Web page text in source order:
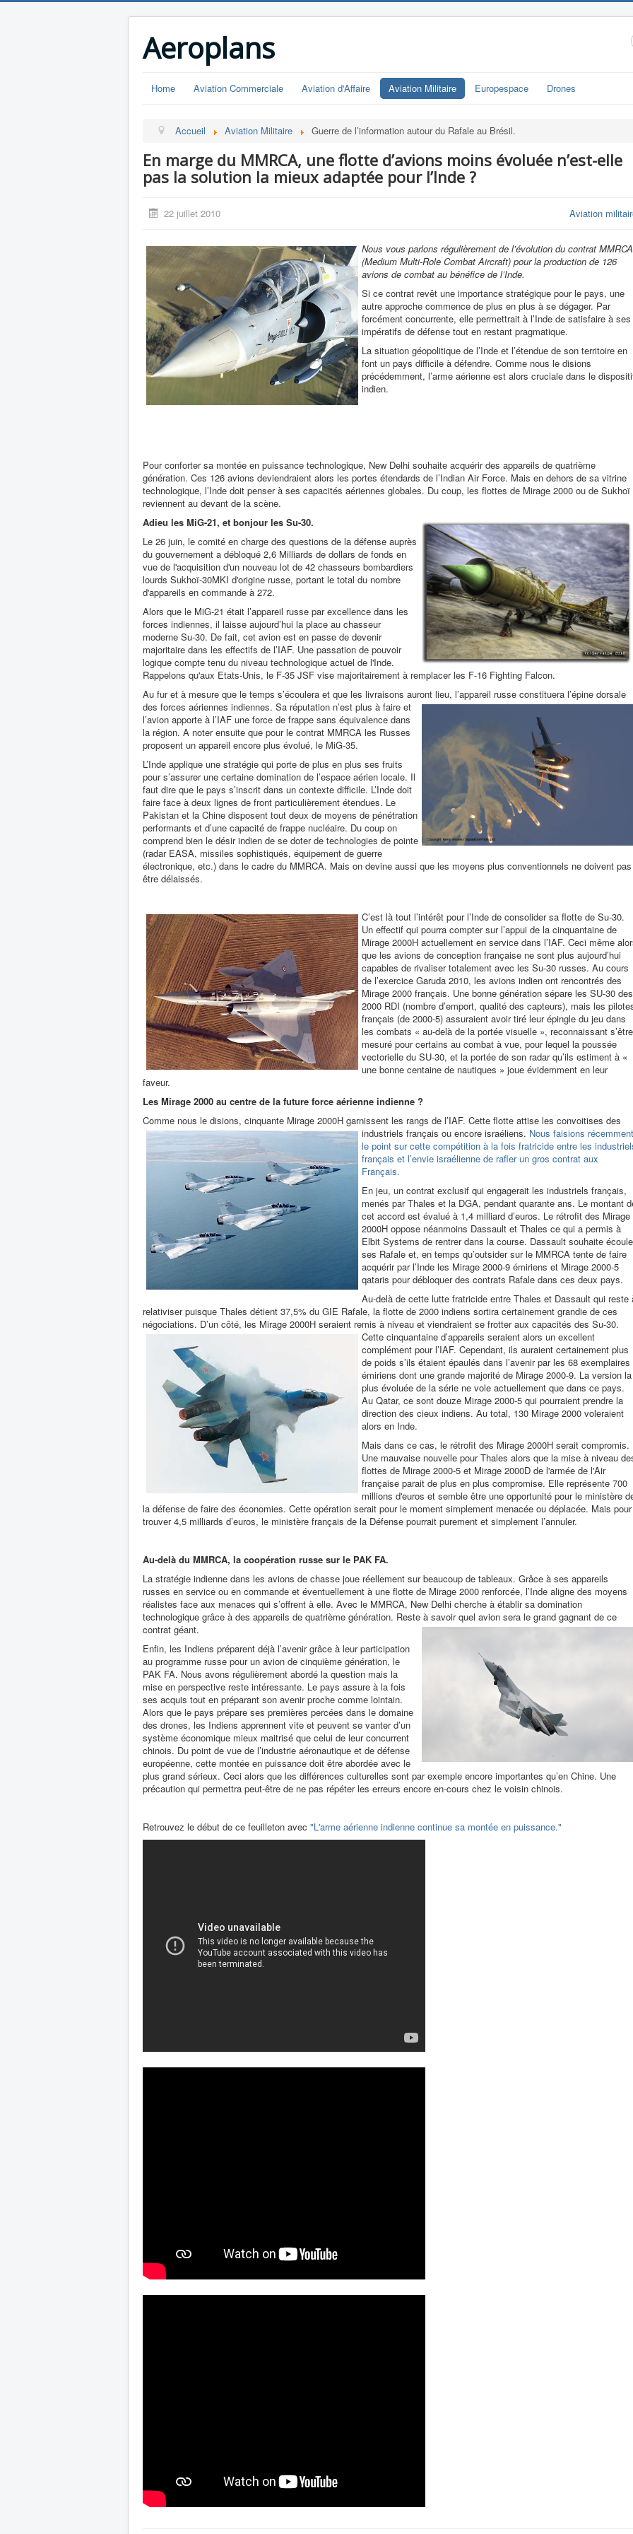
Aeroplans
Home Aviation Commerciale Aviation d'Affaire Aviation Militaire Europespace Drones
Accueil Aviation Militaire Guerre de l’information autour du Rafale au Brésil.
En marge du MMRCA, une flotte d’avions moins évoluée n’est-elle
pas la solution la mieux adaptée pour l’Inde ?
22 juillet 2010 Aviation
Nous vous parlons régulièrement de l’évolution du contrat MMRCA
(Medium Multi-Role Combat Aircraft) pour la production de 126
avions de combat au bénéfice de l’Inde.
Si ce contrat revêt une importance stratégique pour le pays, une
autre approche commence de plus en plus à se dégager. Par
forcément concurrente, elle permettrait à l’Inde de satisfaire à ses
impératifs de défense tout en restant pragmatique.
La situation géopolitique de l’Inde et l’étendue de son territoire en
font un pays difficile à défendre. Comme nous le disions
précédemment, l’arme aérienne est alors cruciale dans le
indien.
Pour conforter sa montée en puissance technologique, New Delhi souhaite acquérir des appareils de quatrième
génération. Ces 126 avions deviendraient alors les portes étendards de l’Indian Air Force. Mais en dehors de sa vitrine
technologique, l’Inde doit penser à ses capacités aériennes globales. Du coup, les flottes de Mirage 2000 ou de Sukhoï
reviennent au devant de la scène.
Adieu les MiG-21, et bonjour les Su-30.
Le 26 juin, le comité en charge des questions de la défense auprès
du gouvernement a débloqué 2,6 Milliards de dollars de fonds en
vue de l'acquisition d'un nouveau lot de 42 chasseurs bombardiers
lourds Sukhoï-30MKI d'origine russe, portant le total du nombre
d'appareils en commande à 272.
Alors que le MiG-21 était l’appareil russe par excellence dans les
forces indiennes, il laisse aujourd’hui la place au chasseur
moderne Su-30. De fait, cet avion est en passe de devenir
majoritaire dans les effectifs de l’IAF. Une passation de pouvoir
logique compte tenu du niveau technologique actuel de l'Inde.
Rappelons qu'aux Etats-Unis, le F-35 JSF vise majoritairement à remplacer les F-16 Fighting Falcon.
Au fur et à mesure que le temps s’écoulera et que les livraisons auront lieu, l’appareil russe constituera l’épine dorsale
des forces aériennes indiennes. Sa réputation n’est plus à faire et
l’avion apporte à l’IAF une force de frappe sans équivalence dans
la région. A noter ensuite que pour le contrat MMRCA les Russes
proposent un appareil encore plus évolué, le MiG-35.
L’Inde applique une stratégie qui porte de plus en plus ses fruits
pour s’assurer une certaine domination de l’espace aérien locale. Il
faut dire que le pays s’inscrit dans un contexte difficile. L’Inde doit
faire face à deux lignes de front particulièrement étendues. Le
Pakistan et la Chine disposent tout deux de moyens de pénétration
performants et d’une capacité de frappe nucléaire. Du coup on
comprend bien le désir indien de se doter de technologies de pointe
(radar EASA, missiles sophistiqués, équipement de guerre
électronique, etc.) dans le cadre du MMRCA. Mais on devine aussi que les moyens plus conventionnels ne doivent pas
être délaissés.
C’est là tout l’intérêt pour l’Inde de consolider sa flotte de Su-30.
Un effectif qui pourra compter sur l’appui de la cinquantaine de
Mirage 2000H actuellement en service dans l’IAF. Ceci même
que les avions de conception française ne sont plus aujourd’hui
capables de rivaliser totalement avec les Su-30 russes. Au cours
de l’exercice Garuda 2010, les avions indien ont rencontrés des
Mirage 2000 français. Une bonne génération sépare les SU-30 des
2000 RDI (nombre d’emport, qualité des capteurs), mais les
français (de 2000-5) assuraient avoir tiré leur épingle du jeu dans
les combats « au-delà de la portée visuelle », reconnaissant s’être
mesuré pour certains au combat à vue, pour lequel la poussée
vectorielle du SU-30, et la portée de son radar qu’ils estiment à «
une bonne centaine de nautiques » joue évidemment en leur
faveur.
Les Mirage 2000 au centre de la future force aérienne indienne ?
Comme nous le disions, cinquante Mirage 2000H garnissent les rangs de l’IAF. Cette flotte attise les convoitises des
industriels français ou encore israéliens. Nous faisions récemment
le point sur cette compétition à la fois fratricide entre les
français et l’envie israélienne de rafler un gros contrat aux
Français.
En jeu, un contrat exclusif qui engagerait les industriels français,
menés par Thales et la DGA, pendant quarante ans. Le montant
cet accord est évalué à 1,4 milliard d’euros. Le rétrofit des Mirage
2000H oppose néanmoins Dassault et Thales ce qui a permis à
Elbit Systems de rentrer dans la course. Dassault souhaite
ses Rafale et, en temps qu’outsider sur le MMRCA tente de faire
acquérir par l’Inde les Mirage 2000-9 émiriens et Mirage 2000-5
qataris pour débloquer des contrats Rafale dans ces deux pays.
Au-delà de cette lutte fratricide entre Thales et Dassault qui reste
relativiser puisque Thales détient 37,5% du GIE Rafale, la flotte de 2000 indiens sortira certainement grandie de ces
négociations. D’un côté, les Mirage 2000H seraient remis à niveau et viendraient se frotter aux capacités des Su-30.
Cette cinquantaine d’appareils seraient alors un excellent
complément pour l’IAF. Cependant, ils auraient certainement plus
de poids s’ils étaient épaulés dans l’avenir par les 68 exemplaires
émiriens dont une grande majorité de Mirage 2000-9. La version la
plus évoluée de la série ne vole actuellement que dans ce pays.
Au Qatar, ce sont douze Mirage 2000-5 qui pourraient prendre la
direction des cieux indiens. Au total, 130 Mirage 2000 voleraient
alors en Inde.
Mais dans ce cas, le rétrofit des Mirage 2000H serait compromis.
Une mauvaise nouvelle pour Thales alors que la mise à niveau
flottes de Mirage 2000-5 et Mirage 2000D de l'armée de l'Air
française parait de plus en plus compromise. Elle représente 700
millions d'euros et semble être une opportunité pour le ministère
la défense de faire des économies. Cette opération serait pour le moment simplement menacée ou déplacée. Mais pour
trouver 4,5 milliards d’euros, le ministère français de la Défense pourrait purement et simplement l’annuler.
Au-delà du MMRCA, la coopération russe sur le PAK FA.
La stratégie indienne dans les avions de chasse joue réellement sur beaucoup de tableaux. Grâce à ses appareils
russes en service ou en commande et éventuellement à une flotte de Mirage 2000 renforcée, l’Inde aligne des moyens
réalistes face aux menaces qui s’offrent à elle. Avec le MMRCA, New Delhi cherche à établir sa domination
technologique grâce à des appareils de quatrième génération. Reste à savoir quel avion sera le grand gagnant de ce
contrat géant.
Enfin, les Indiens préparent déjà l’avenir grâce à leur participation
au programme russe pour un avion de cinquième génération, le
PAK FA. Nous avons régulièrement abordé la question mais la
mise en perspective reste intéressante. Le pays assure à la fois
ses acquis tout en préparant son avenir proche comme lointain.
Alors que le pays prépare ses premières percées dans le domaine
des drones, les Indiens apprennent vite et peuvent se vanter d’un
système économique mieux maitrisé que celui de leur concurrent
chinois. Du point de vue de l’industrie aéronautique et de défense
européenne, cette montée en puissance doit être abordée avec le
plus grand sérieux. Ceci alors que les différences culturelles sont par exemple encore importantes qu’en Chine. Une
précaution qui permettra peut-être de ne pas répéter les erreurs encore en-cours chez le voisin chinois.
Retrouvez le début de ce feuilleton avec "L'arme aérienne indienne continue sa montée en puissance."